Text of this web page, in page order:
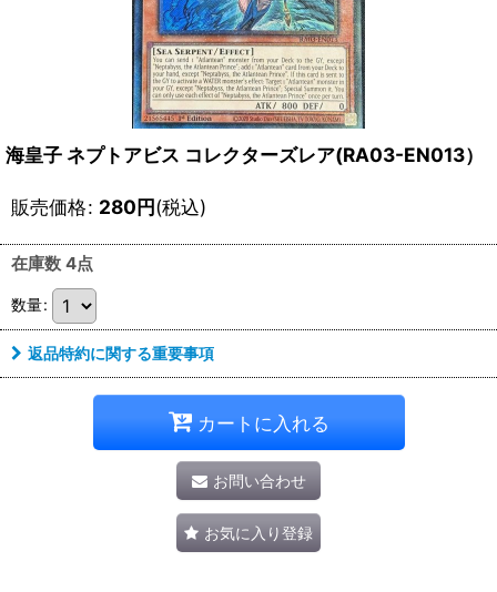
海皇子 ネプトアビス コレクターズレア(RA03-EN013）
販売価格: 280円(税込)
在庫数 4点
数量:
返品特約に関する重要事項
カートに入れる
お問い合わせ
お気に入り登録